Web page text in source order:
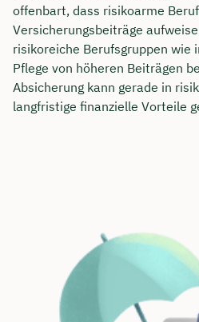
offenbart, dass risikoarme
Versicherungsbeiträge
risikoreiche Berufsgruppen wie
Pflege von höheren Beiträgen
Absicherung kann gerade in
langfristige finanzielle Vorteile